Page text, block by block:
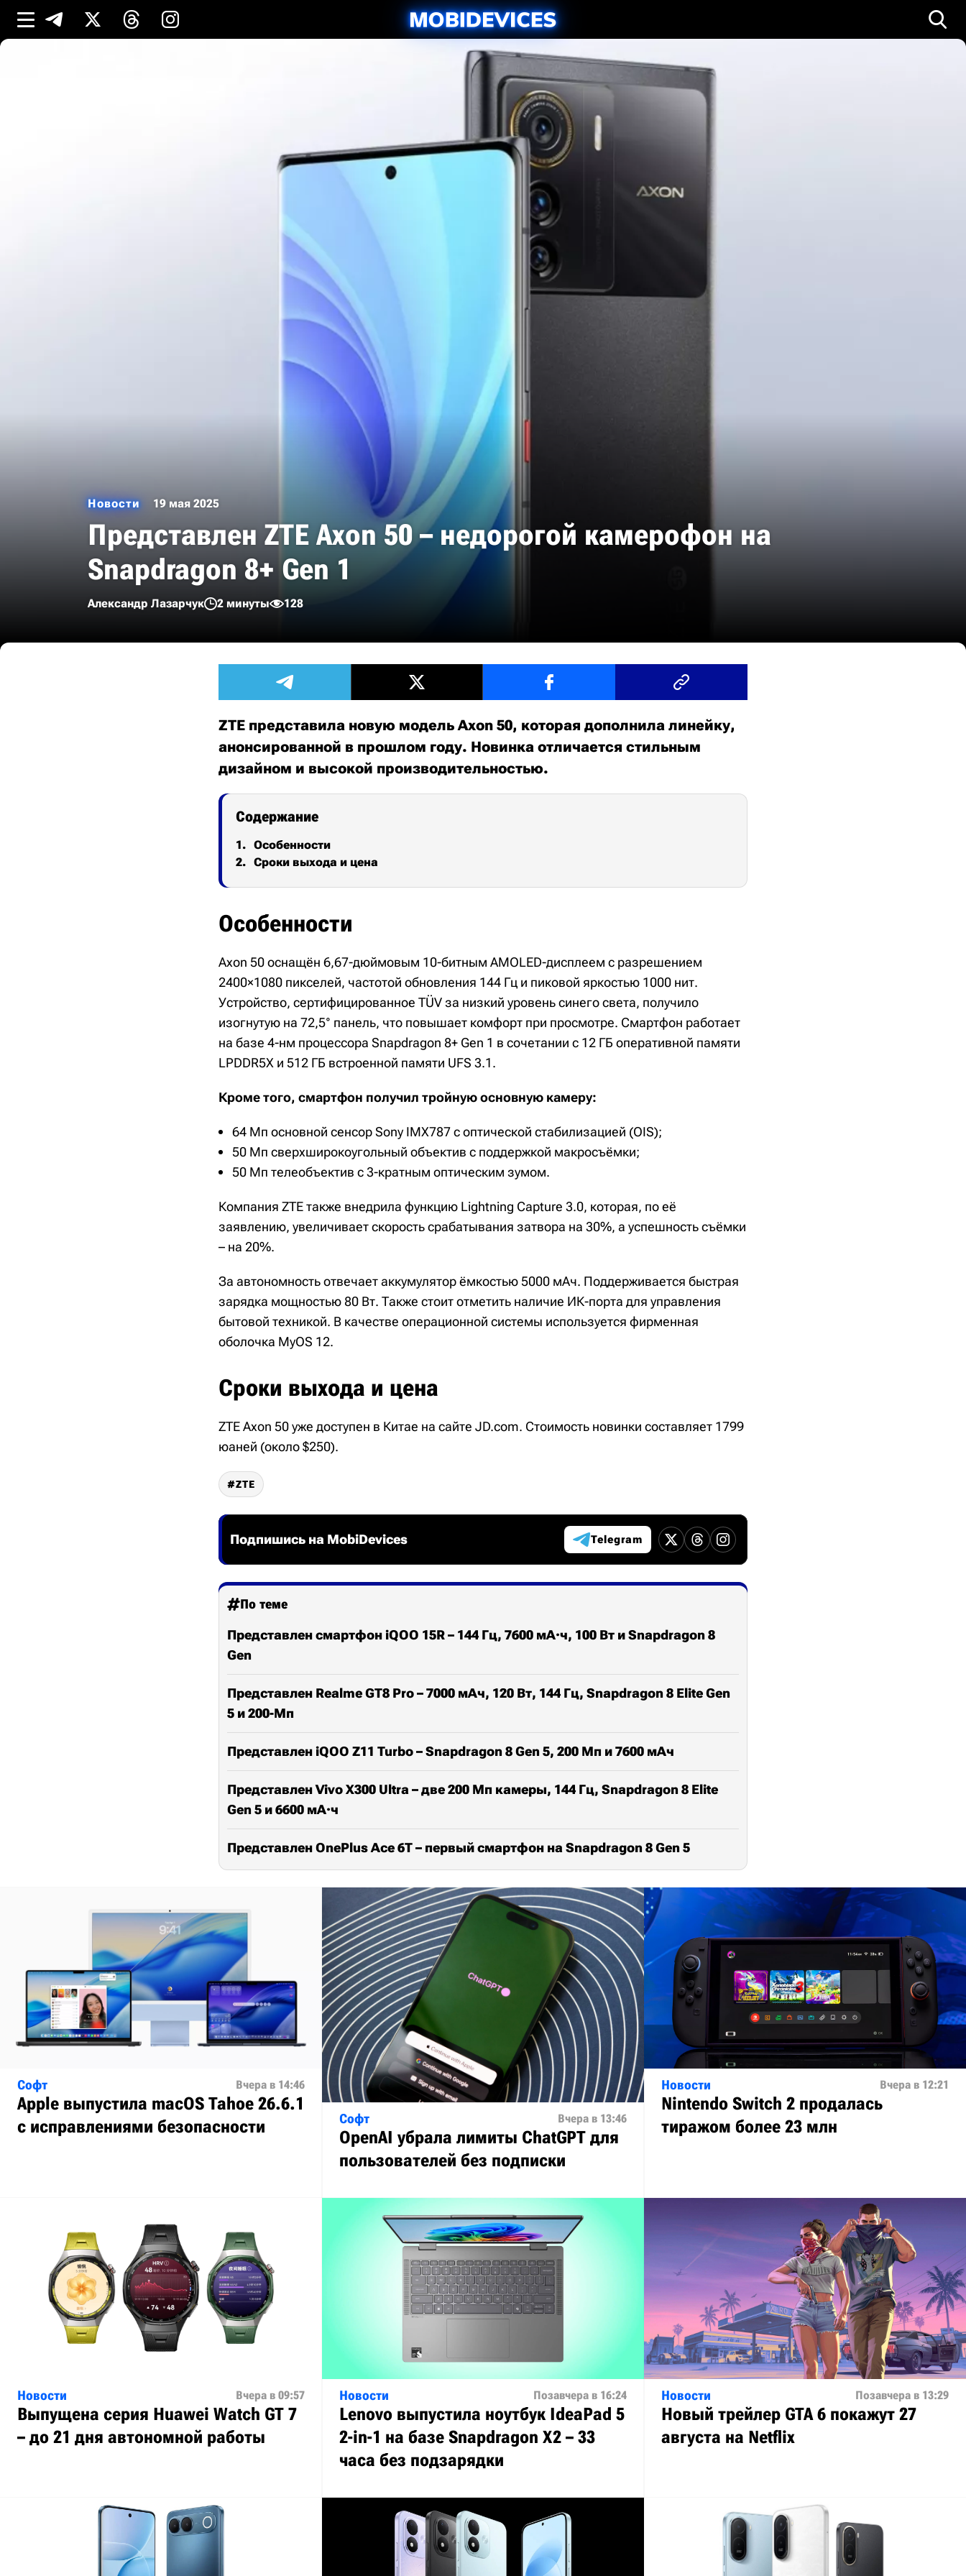
Новости 19 мая 2025
Представлен ZTE Axon 50 – недорогой камерофон на
Snapdragon 8+ Gen 1
Александр Лазарчук 2 минуты 128
ZTE представила новую модель Axon 50, которая дополнила линейку,
анонсированной в прошлом году. Новинка отличается стильным
дизайном и высокой производительностью.
Содержание
Особенности
Сроки выхода и цена
Особенности
Axon 50 оснащён 6,67-дюймовым 10-битным AMOLED-дисплеем с разрешением
2400×1080 пикселей, частотой обновления 144 Гц и пиковой яркостью 1000 нит.
Устройство, сертифицированное TÜV за низкий уровень синего света, получило
изогнутую на 72,5° панель, что повышает комфорт при просмотре. Смартфон работает
на базе 4-нм процессора Snapdragon 8+ Gen 1 в сочетании с 12 ГБ оперативной памяти
LPDDR5X и 512 ГБ встроенной памяти UFS 3.1.
Кроме того, смартфон получил тройную основную камеру:
64 Мп основной сенсор Sony IMX787 с оптической стабилизацией (OIS);
50 Мп сверхширокоугольный объектив с поддержкой макросъёмки;
50 Мп телеобъектив с 3-кратным оптическим зумом.
Компания ZTE также внедрила функцию Lightning Capture 3.0, которая, по её
заявлению, увеличивает скорость срабатывания затвора на 30%, а успешность съёмки
– на 20%.
За автономность отвечает аккумулятор ёмкостью 5000 мАч. Поддерживается быстрая
зарядка мощностью 80 Вт. Также стоит отметить наличие ИК-порта для управления
бытовой техникой. В качестве операционной системы используется фирменная
оболочка MyOS 12.
Сроки выхода и цена
ZTE Axon 50 уже доступен в Китае на сайте JD.com. Стоимость новинки составляет 1799
юаней (около $250).
ZTE
Подпишись на MobiDevices Telegram
По теме
Представлен смартфон iQOO 15R – 144 Гц, 7600 мА·ч, 100 Вт и Snapdragon 8
Gen
Представлен Realme GT8 Pro – 7000 мАч, 120 Вт, 144 Гц, Snapdragon 8 Elite Gen
5 и 200-Мп
Представлен iQOO Z11 Turbo – Snapdragon 8 Gen 5, 200 Мп и 7600 мАч
Представлен Vivo X300 Ultra – две 200 Мп камеры, 144 Гц, Snapdragon 8 Elite
Gen 5 и 6600 мА·ч
Представлен OnePlus Ace 6T – первый смартфон на Snapdragon 8 Gen 5
Софт Вчера в 14:46
Apple выпустила macOS Tahoe 26.6.1
с исправлениями безопасности
Софт Вчера в 13:46
OpenAI убрала лимиты ChatGPT для
пользователей без подписки
Новости Вчера в 12:21
Nintendo Switch 2 продалась
тиражом более 23 млн
Новости Вчера в 09:57
Выпущена серия Huawei Watch GT 7
– до 21 дня автономной работы
Новости Позавчера в 16:24
Lenovo выпустила ноутбук IdeaPad 5
2-in-1 на базе Snapdragon X2 – 33
часа без подзарядки
Новости Позавчера в 13:29
Новый трейлер GTA 6 покажут 27
августа на Netflix